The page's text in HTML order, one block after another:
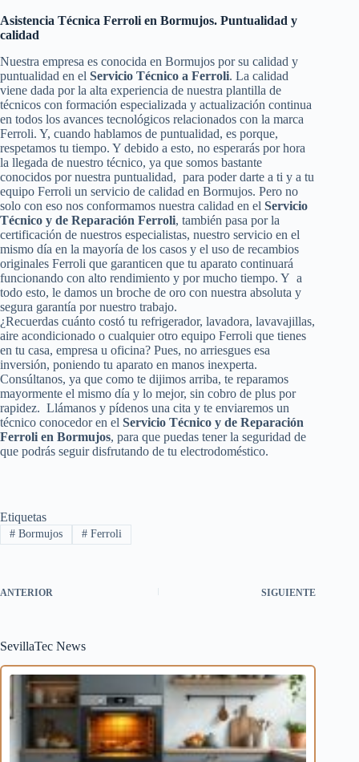
Asistencia Técnica Ferroli en Bormujos. Puntualidad y
calidad
Nuestra empresa es conocida en Bormujos por su calidad y
puntualidad en el Servicio Técnico a Ferroli. La calidad
viene dada por la alta experiencia de nuestra plantilla de
técnicos con formación especializada y actualización continua
en todos los avances tecnológicos relacionados con la marca
Ferroli. Y, cuando hablamos de puntualidad, es porque,
respetamos tu tiempo. Y debido a esto, no esperarás por hora
la llegada de nuestro técnico, ya que somos bastante
conocidos por nuestra puntualidad, para poder darte a ti y a tu
equipo Ferroli un servicio de calidad en Bormujos. Pero no
solo con eso nos conformamos nuestra calidad en el Servicio
Técnico y de Reparación Ferroli, también pasa por la
certificación de nuestros especialistas, nuestro servicio en el
mismo día en la mayoría de los casos y el uso de recambios
originales Ferroli que garanticen que tu aparato continuará
funcionando con alto rendimiento y por mucho tiempo. Y a
todo esto, le damos un broche de oro con nuestra absoluta y
segura garantía por nuestro trabajo.
¿Recuerdas cuánto costó tu refrigerador, lavadora, lavavajillas,
aire acondicionado o cualquier otro equipo Ferroli que tienes
en tu casa, empresa u oficina? Pues, no arriesgues esa
inversión, poniendo tu aparato en manos inexperta.
Consúltanos, ya que como te dijimos arriba, te reparamos
mayormente el mismo día y lo mejor, sin cobro de plus por
rapidez. Llámanos y pídenos una cita y te enviaremos un
técnico conocedor en el Servicio Técnico y de Reparación
Ferroli en Bormujos, para que puedas tener la seguridad de
que podrás seguir disfrutando de tu electrodoméstico.
Etiquetas
#Bormujos #Ferroli
ANTERIOR SIGUIENTE
SevillaTec News